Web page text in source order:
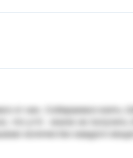
от них. Собираемся взять
что y>0 - иначе не получить
количество каждого